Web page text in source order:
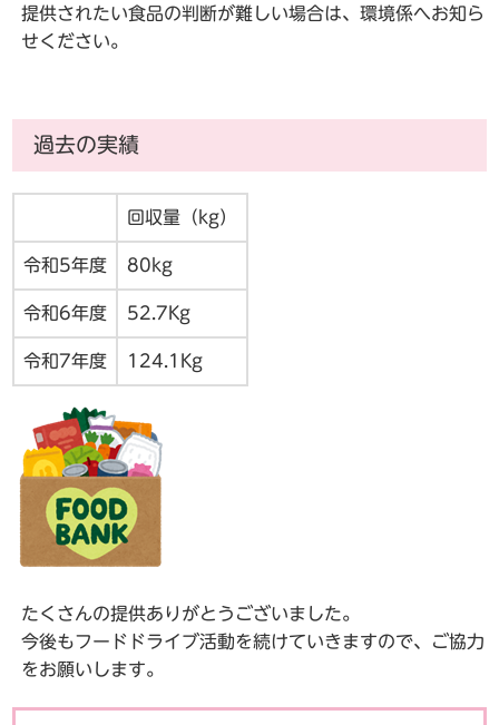
提供されたい食品の判断が難しい場合は、環境係へお知ら
せください。
過去の実績
回収量（kg）
令和5年度 80kg
令和6年度 52.7Kg
令和7年度 124.1Kg
たくさんの提供ありがとうございました。
今後もフードドライブ活動を続けていきますので、ご協力
をお願いします。